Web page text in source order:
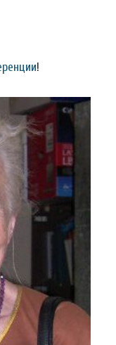
!